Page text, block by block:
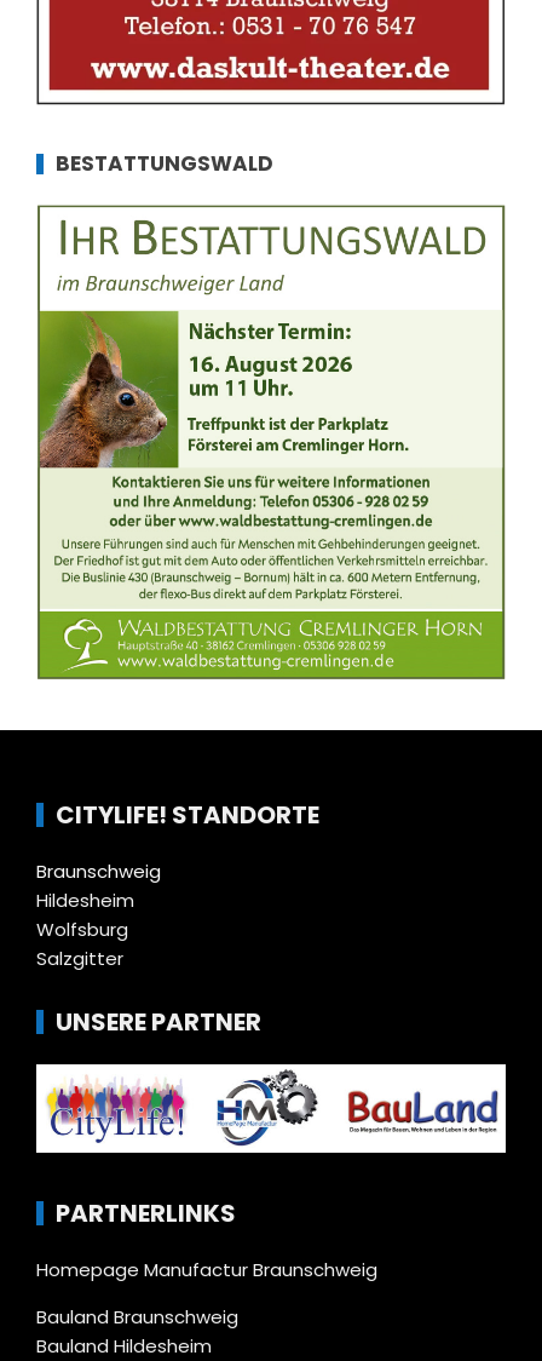
BESTATTUNGSWALD
CITYLIFE! STANDORTE
Braunschweig
Hildesheim
Wolfsburg
Salzgitter
UNSERE PARTNER
PARTNERLINKS
Homepage Manufactur Braunschweig
Bauland Braunschweig
Bauland Hildesheim